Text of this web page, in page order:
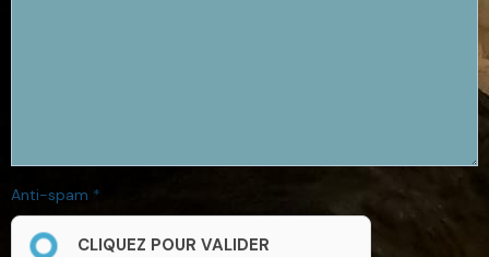
Anti-spam
CLIQUEZ POUR VALIDER